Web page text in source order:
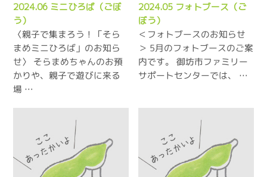
2024.06 ミニひろば（ごぼ
う）
〈親子で集まろう！「そら
まめミニひろば」のお知ら
せ〉 そらまめちゃんのお預
かりや、親子で遊びに来る
場 …
2024.05 フォトブース（ご
ぼう）
＜フォトブースのお知らせ
＞ 5月のフォトブースのご案
内です。 御坊市ファミリー
サポートセンターでは、 …